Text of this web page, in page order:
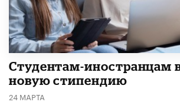
Студентам-иностранцам
новую стипендию
24 МАРТА